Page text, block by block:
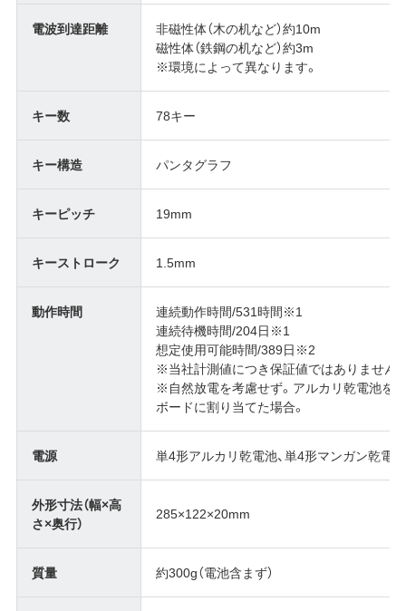
電波到達距離
非磁性体（木の机など）約10m
磁性体（鉄鋼の机など）約3m
※環境によって異なります。
キー数 78キー
キー構造 パンタグラフ
キーピッチ 19mm
キーストローク 1.5mm
動作時間
連続動作時間/531時間※1
連続待機時間/204日※1
想定使用可能時間/389日※2
※当社計測値につき保証値ではありません
※自然放電を考慮せず。アルカリ乾電池を
ボードに割り当てた場合。
電源 単4形アルカリ乾電池、単4形マンガン乾電
外形寸法（幅×高
さ×奥行）
285×122×20mm
質量 約300g（電池含まず）